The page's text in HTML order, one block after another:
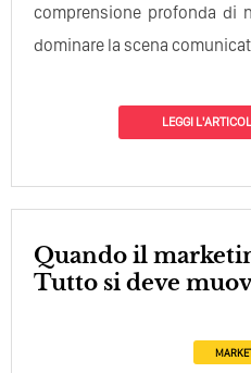
comprensione profonda di
dominare la scena
LEGGI
Quando il marketing funziona?
Tutto si deve